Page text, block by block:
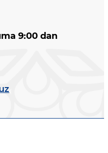
9:00 dan